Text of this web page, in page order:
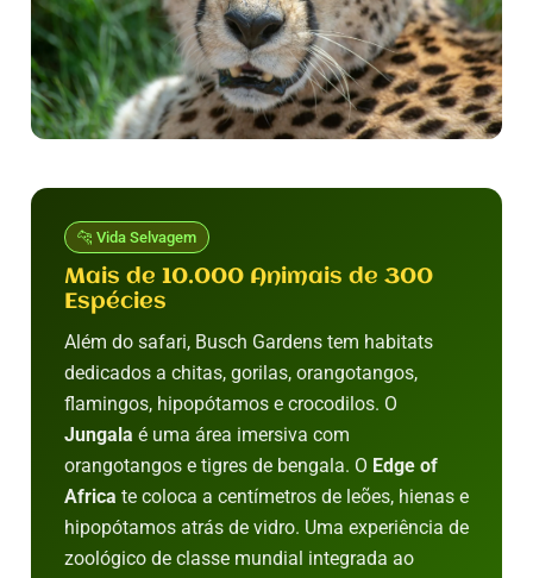
🐆 Vida Selvagem
Mais de 10.000 Animais de 300
Espécies
Além do safari, Busch Gardens tem habitats
dedicados a chitas, gorilas, orangotangos,
flamingos, hipopótamos e crocodilos. O
Jungala é uma área imersiva com
orangotangos e tigres de bengala. O Edge of
Africa te coloca a centímetros de leões, hienas e
hipopótamos atrás de vidro. Uma experiência de
zoológico de classe mundial integrada ao